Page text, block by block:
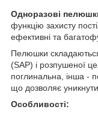
Одноразові пелюшки
функцію захисту
ефективні та
Пелюшки
(SAP) і розпушеної
поглинальна, інша -
що дозволяє уникнути
Особливості: